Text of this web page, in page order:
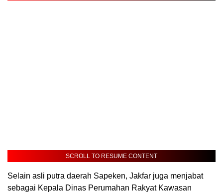
SCROLL TO RESUME CONTENT
Selain asli putra daerah Sapeken, Jakfar juga menjabat
sebagai Kepala Dinas Perumahan Rakyat Kawasan